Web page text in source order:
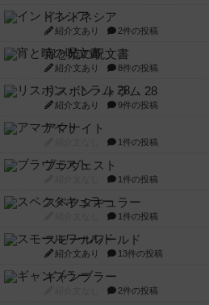
インドネシア
紹介文あり 2件の投稿
宵と暁の呪文書
紹介文あり 8件の投稿
リスボン・トラム 28
紹介文あり 9件の投稿
アマナイト
1件の投稿
ブラヴェスト
1件の投稿
スペクタキュラー
1件の投稿
スモールワールド
紹介文あり 13件の投稿
ギャンブラー
2件の投稿